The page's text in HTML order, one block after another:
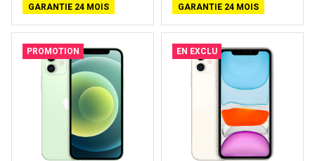
GARANTIE 24 MOIS
GARANTIE 24 MOIS
PROMOTION EN EXCLU